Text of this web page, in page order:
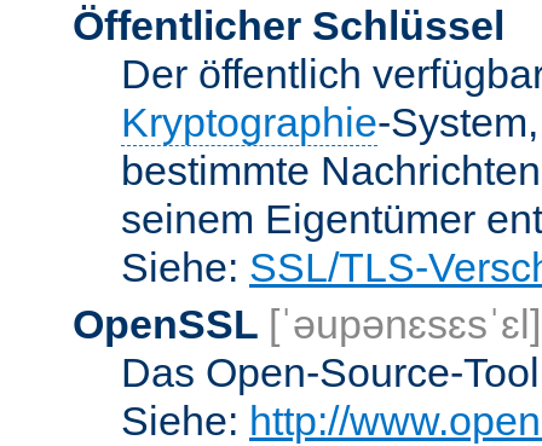
Öffentlicher Schlüssel
Der öffentlich
Kryptographie-
bestimmte
seinem Eigentümer
Siehe: SSL/TLS-
OpenSSL [ˈəupənɛsɛsˈɛl]
Das Open-Source-
Siehe: http://